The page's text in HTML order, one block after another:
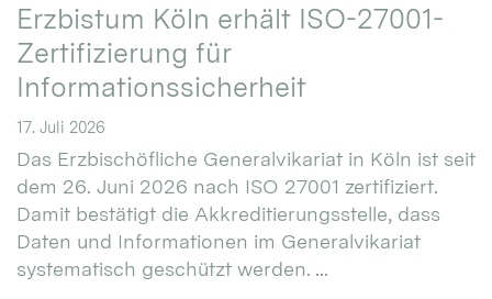
Erzbistum Köln erhält ISO-27001-
Zertifizierung für
Informationssicherheit
17. Juli 2026
Das Erzbischöfliche Generalvikariat in Köln ist seit
dem 26. Juni 2026 nach ISO 27001 zertifiziert.
Damit bestätigt die Akkreditierungsstelle, dass
Daten und Informationen im Generalvikariat
systematisch geschützt werden. ...